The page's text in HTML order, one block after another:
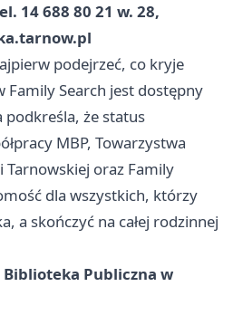
14 688 80 21 w. 28,
podejrzeć, co kryje
Family Search jest dostępny
podkreśla, że status
MBP, Towarzystwa
Tarnowskiej oraz Family
dla wszystkich, którzy
a skończyć na całej rodzinnej
Biblioteka Publiczna w